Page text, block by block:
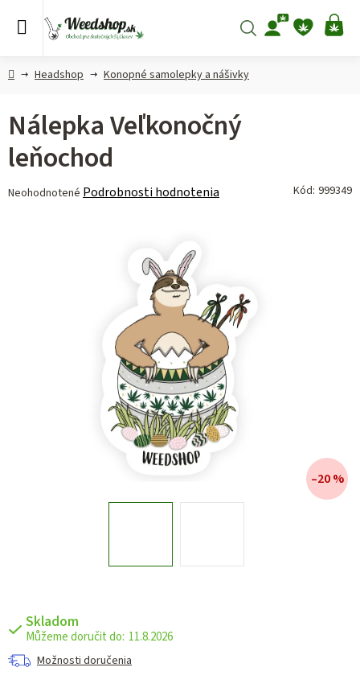
Hľadať
DomovHeadshop Konopné samolepky a nášivky
Skladom
11.8.2026
Možnosti doručenia
Nálepka Veľkonočný
leňochod
Priemerné
Neohodnotené Podrobnosti hodnotenia Kód: 999349
–20 %